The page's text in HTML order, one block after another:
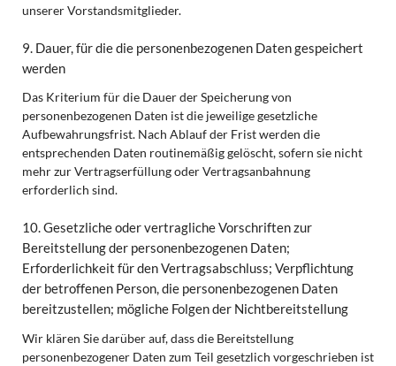
unserer Vorstandsmitglieder.
9. Dauer, für die die personenbezogenen Daten gespeichert
werden
Das Kriterium für die Dauer der Speicherung von
personenbezogenen Daten ist die jeweilige gesetzliche
Aufbewahrungsfrist. Nach Ablauf der Frist werden die
entsprechenden Daten routinemäßig gelöscht, sofern sie nicht
mehr zur Vertragserfüllung oder Vertragsanbahnung
erforderlich sind.
10. Gesetzliche oder vertragliche Vorschriften zur
Bereitstellung der personenbezogenen Daten;
Erforderlichkeit für den Vertragsabschluss; Verpflichtung
der betroffenen Person, die personenbezogenen Daten
bereitzustellen; mögliche Folgen der Nichtbereitstellung
Wir klären Sie darüber auf, dass die Bereitstellung
personenbezogener Daten zum Teil gesetzlich vorgeschrieben ist